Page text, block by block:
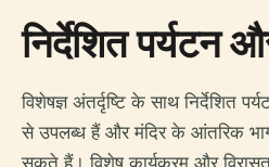
निर्देशित पर्यटन
विशेषज्ञ अंतर्दृष्टि के साथ निर्देशित
से उपलब्ध हैं और मंदिर के आंतरिक
सकते हैं। विशेष कार्यक्रम और